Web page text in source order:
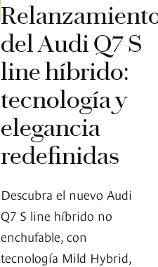
del Audi Q7 S
line híbrido:
tecnología y
elegancia
redefinidas
Descubra el nuevo Audi
Q7 S line híbrido no
enchufable, con
tecnología Mild Hybrid,